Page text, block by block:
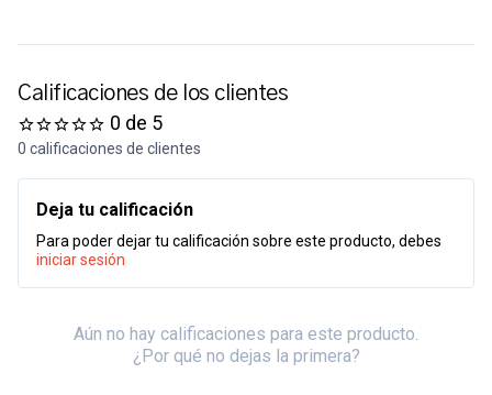
Calificaciones de los clientes
0 de 5
0 calificaciones de clientes
Deja tu calificación
Para poder dejar tu calificación sobre este producto, debes
iniciar sesión
Aún no hay calificaciones para este producto.
¿Por qué no dejas la primera?